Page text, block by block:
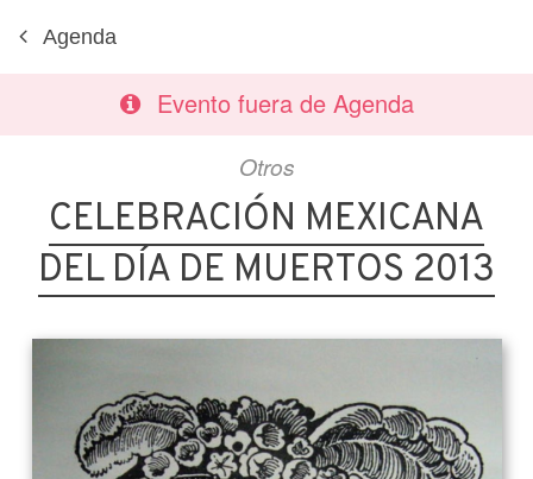
Agenda
Evento fuera de Agenda
Otros
CELEBRACIÓN MEXICANA
DEL DÍA DE MUERTOS 2013